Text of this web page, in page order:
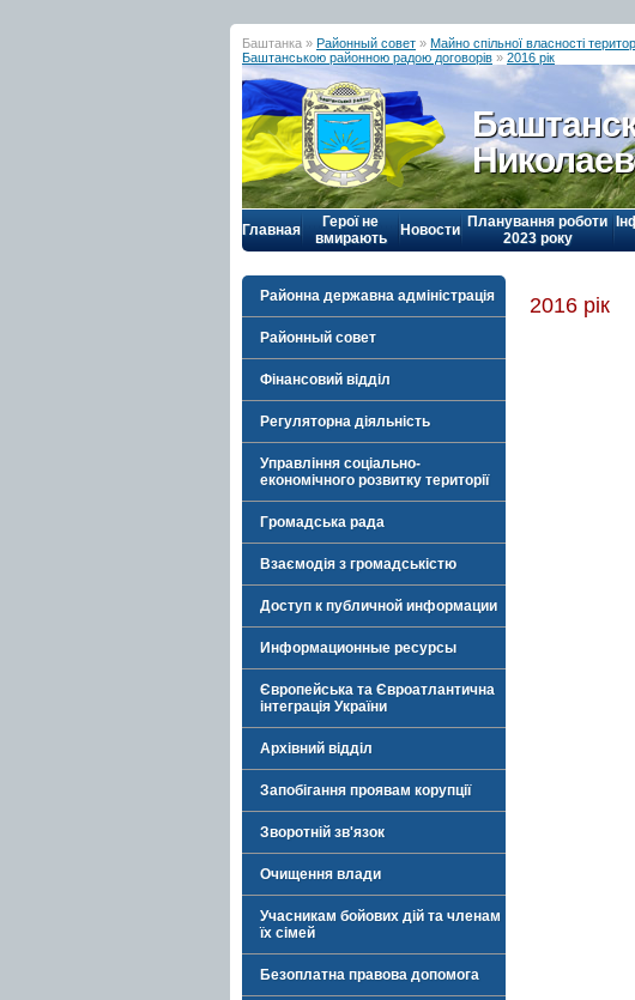
Баштанка » Районный совет » Майно спільної власності
Баштанською районною радою договорів » 2016 рік
Главная
Герої не
вмирають
Новости Планування роботи
2023 року
Районна державна адміністрація
Районный совет
Фінансовий відділ
Регуляторна діяльність
Управління соціально-
економічного розвитку території
Громадська рада
Взаємодія з громадськістю
Доступ к публичной информации
Информационные ресурсы
Європейська та Євроатлантична
інтеграція України
Архівний відділ
Запобігання проявам корупції
Зворотній зв'язок
Очищення влади
Учасникам бойових дій та членам
їх сімей
Безоплатна правова допомога
2016 рік